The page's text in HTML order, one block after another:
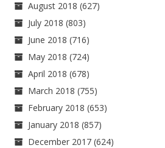
August 2018 (627)
July 2018 (803)
June 2018 (716)
May 2018 (724)
April 2018 (678)
March 2018 (755)
February 2018 (653)
January 2018 (857)
December 2017 (624)